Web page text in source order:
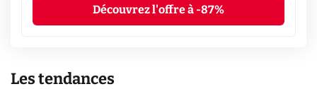
Découvrez l'offre à -87%
Les tendances